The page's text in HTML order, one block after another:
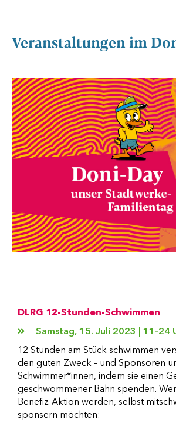
Veranstaltungen im
DLRG 12-Stunden-Schwimmen
Samstag, 15. Juli 2023 | 11-24
12 Stunden am Stück schwimmen
den guten Zweck – und Sponsoren
Schwimmer*innen, indem sie einen
geschwommener Bahn spenden.
Benefiz-Aktion werden, selbst
sponsern möchten: